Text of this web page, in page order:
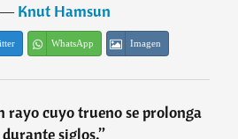
Knut Hamsun
WhatsApp Imagen
rayo cuyo trueno se prolonga
durante siglos.”